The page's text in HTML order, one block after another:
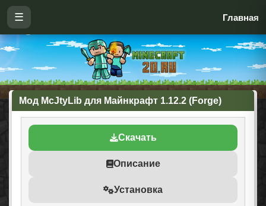
☰ Главная
Мод McJtyLib для Майнкрафт 1.12.2 (Forge)
Скачать
Описание
Установка